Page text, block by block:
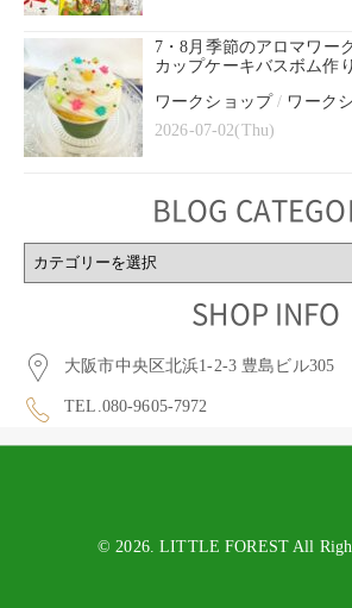
7・8月季節のアロマワー
カップケーキバスボム作
ワークショップ/ ワーク
2026-07-02(Thu)
BLOG
BLOG
CATEGORY
SHOP INFO
大阪市中央区北浜1-2-3 豊島ビル305
TEL.080-9605-7972
© 2026. LITTLE FOREST All